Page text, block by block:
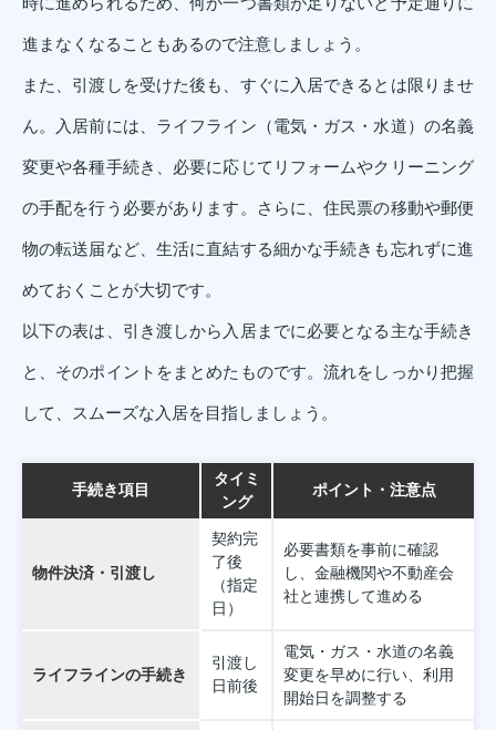
進まなくなることもあるので注意しましょう。
また、引渡しを受けた後も、すぐに入居できるとは限りませ
ん。入居前には、ライフライン（電気・ガス・水道）の名義
変更や各種手続き、必要に応じてリフォームやクリーニング
の手配を行う必要があります。さらに、住民票の移動や郵便
物の転送届など、生活に直結する細かな手続きも忘れずに進
めておくことが大切です。
以下の表は、引き渡しから入居までに必要となる主な手続き
と、そのポイントをまとめたものです。流れをしっかり把握
して、スムーズな入居を目指しましょう。
手続き項目
タイミ
ング
ポイント・注意点
物件決済・引渡し
契約完
了後
（指定
日）
必要書類を事前に確認
し、金融機関や不動産会
社と連携して進める
ライフラインの手続き
引渡し
日前後
電気・ガス・水道の名義
変更を早めに行い、利用
開始日を調整する